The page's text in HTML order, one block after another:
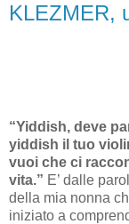
KLEZMER,
“Yiddish, deve
yiddish il tuo
vuoi che ci
vita.” E’ dalle
della mia nonna
iniziato a